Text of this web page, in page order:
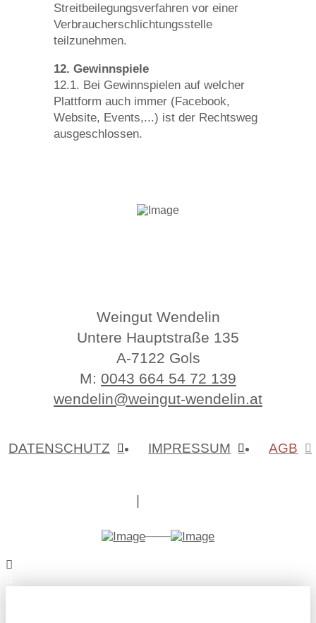
Streitbeilegungsverfahren vor einer
Verbraucherschlichtungsstelle
teilzunehmen.
12. Gewinnspiele
12.1. Bei Gewinnspielen auf welcher
Plattform auch immer (Facebook,
Website, Events,...) ist der Rechtsweg
ausgeschlossen.
Weingut Wendelin
Untere Hauptstraße 135
A-7122 Gols
M: 0043 664 54 72 139
wendelin@weingut-wendelin.at
DATENSCHUTZ IMPRESSUM AGB